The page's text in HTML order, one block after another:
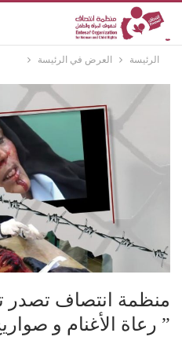
الرئيسة العرض في الرئيسة
منظمة انتصاف تصدر
” رعاة الأغنام و